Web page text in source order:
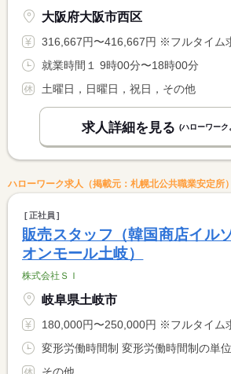
大阪府大阪市西区
316,667円〜416,667円 ※フルタイム求人の場合は月額（換算額）、パート求人の
就業時間１ 9時00分〜18時00分
土曜日，日曜日，祝日，その他
求人詳細を見る (ハローワーク
ハローワーク求人（掲載元：札幌北公共職業安定所）
正社員
販売スタッフ（韓国商店イル
オンモール土岐）
株式会社ＳＩ
岐阜県土岐市
180,000円〜250,000円 ※フルタイム求人の場合は月額（換算額）、パート求人の